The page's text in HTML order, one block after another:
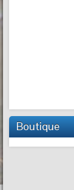
Boutique